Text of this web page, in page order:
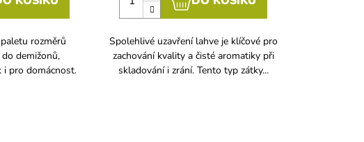
rozměrů
demižonů,
i pro domácnost.
Spolehlivé uzavření lahve je klíčové pro
zachování kvality a čisté aromatiky při
skladování i zrání. Tento typ zátky...